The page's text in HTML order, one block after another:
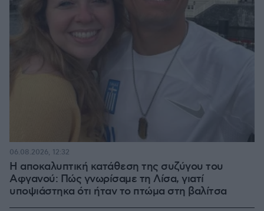
Η αποκαλυπτική κατάθεση της συζύγου του
Αφγανού: Πώς γνωρίσαμε τη Λίσα, γιατί
υποψιάστηκα ότι ήταν το πτώμα στη βαλίτσα
06.08.2026, 12:32